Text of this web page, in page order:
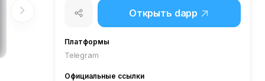
Открыть dapp
Платформы
Telegram
Официальные ссылки